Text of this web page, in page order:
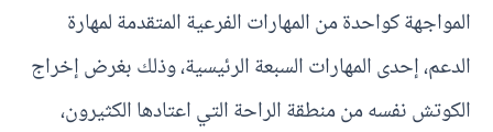
المواجهة كواحدة من المهارات الفرعية المتقدمة لمهارة
الدعم، إحدى المهارات السبعة الرئيسية، وذلك بغرض إخراج
الكوتش نفسه من منطقة الراحة التي اعتادها الكثيرون،